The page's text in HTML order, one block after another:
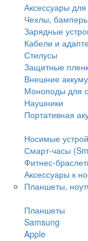
Аксессуары для
Чехлы,
Зарядные
Кабели и
Стилусы
Защитные
Внешние
Моноподы для
Наушники
Портативная
Носимые
Смарт-часы
Фитнес-
Аксессуары к
Планшеты,
Планшеты
Samsung
Apple